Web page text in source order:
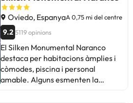
que no ofereixen esmorzar. En
conjunt és una opció pràctica i amb
bona relació qualitat-preu per a qui
busqui estar cèntric i còmode.
Oviedo, EspanyaA 0,75 mi del centre
9.2 5119 opinions
El Silken Monumental Naranco
destaca per habitacions àmplies i
còmodes, piscina i personal
amable. Alguns esmenten la